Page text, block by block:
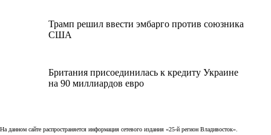
Трамп решил ввести эмбарго против союзника
США
Британия присоединилась к кредиту Украине
на 90 миллиардов евро
На данном сайте распространяется информация сетевого издания «25-й регион Владивосток».